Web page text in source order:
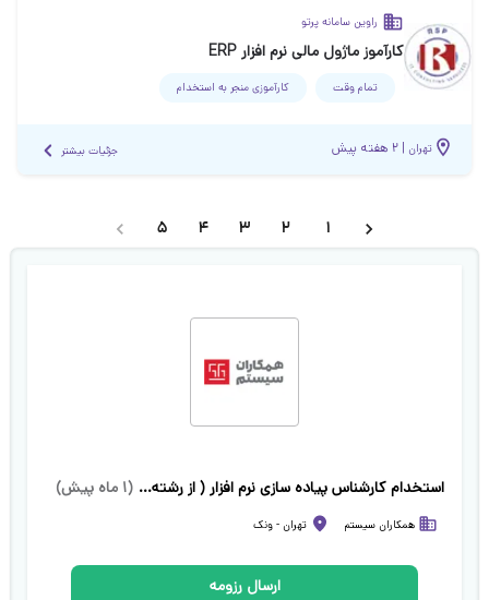
راوین سامانه پرتو
کارآموز ماژول مالی نرم افزار ERP
تمام وقت کارآموزی منجر ‌به استخدام
تهران | ۲ هفته پیش جزئیات بیشتر
1
2
3
4
5
استخدام کارشناس پیاده سازی نرم افزار ( از رشته‌های متنوع) (۱ ماه پیش )
همکاران سیستم تهران - ونک
ارسال رزومه